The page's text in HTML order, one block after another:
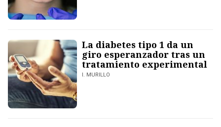
La diabetes tipo 1 da un
giro esperanzador tras un
tratamiento experimental
I. MURILLO